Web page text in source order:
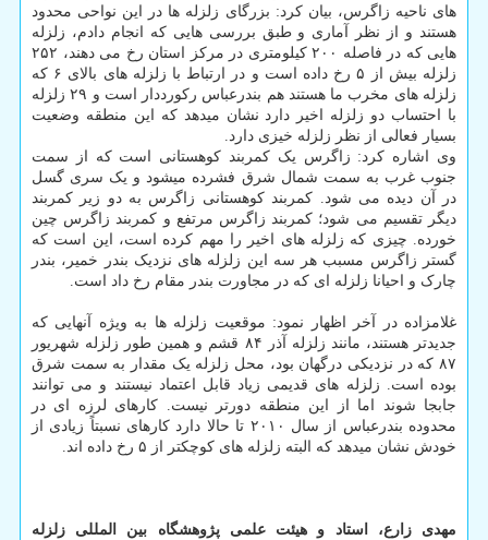
های ناحیه زاگرس، بیان کرد: بزرگای زلزله ها در این نواحی محدود
هستند و از نظر آماری و طبق بررسی هایی که انجام دادم، زلزله
هایی که در فاصله ۲۰۰ کیلومتری در مرکز استان رخ می دهند، ۲۵۲
زلزله بیش از ۵ رخ داده است و در ارتباط با زلزله های بالای ۶ که
زلزله های مخرب ما هستند هم بندرعباس رکورددار است و ۲۹ زلزله
با احتساب دو زلزله اخیر دارد نشان میدهد که این منطقه وضعیت
بسیار فعالی از نظر زلزله خیزی دارد.
وی اشاره کرد: زاگرس یک کمربند کوهستانی است که از سمت
جنوب غرب به سمت شمال شرق فشرده میشود و یک سری گسل
در آن دیده می شود. کمربند کوهستانی زاگرس به دو زیر کمربند
دیگر تقسیم می شود؛ کمربند زاگرس مرتفع و کمربند زاگرس چین
خورده. چیزی که زلزله های اخیر را مهم کرده است، این است که
گستر زاگرس مسبب هر سه این زلزله های نزدیک بندر خمیر، بندر
چارک و احیانا زلزله ای که در مجاورت بندر مقام رخ داد است.
غلامزاده در آخر اظهار نمود: موقعیت زلزله ها به ویژه آنهایی که
جدیدتر هستند، مانند زلزله آذر ۸۴ قشم و همین طور زلزله شهریور
۸۷ که در نزدیکی درگهان بود، محل زلزله یک مقدار به سمت شرق
بوده است. زلزله های قدیمی زیاد قابل اعتماد نیستند و می توانند
جابجا شوند اما از این منطقه دورتر نیست. کارهای لرزه ای در
محدوده بندرعباس از سال ۲۰۱۰ تا حالا دارد کارهای نسبتاً زیادی از
خودش نشان میدهد که البته زلزله های کوچکتر از ۵ رخ داده اند.
مهدی زارع، استاد و هیئت علمی پژوهشگاه بین المللی زلزله